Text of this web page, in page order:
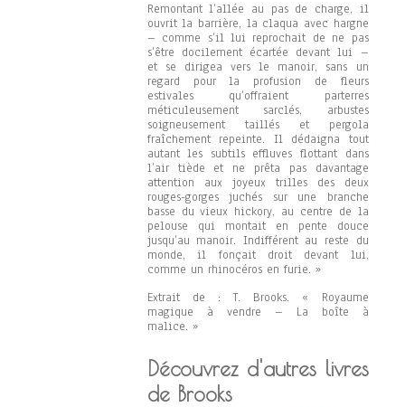
Remontant l’allée au pas de charge, il
ouvrit la barrière, la claqua avec hargne
– comme s’il lui reprochait de ne pas
s’être docilement écartée devant lui –
et se dirigea vers le manoir, sans un
regard pour la profusion de fleurs
estivales qu’offraient parterres
méticuleusement sarclés, arbustes
soigneusement taillés et pergola
fraîchement repeinte. Il dédaigna tout
autant les subtils effluves flottant dans
l’air tiède et ne prêta pas davantage
attention aux joyeux trilles des deux
rouges-gorges juchés sur une branche
basse du vieux hickory, au centre de la
pelouse qui montait en pente douce
jusqu’au manoir. Indifférent au reste du
monde, il fonçait droit devant lui,
comme un rhinocéros en furie. »
Extrait de : T. Brooks. « Royaume
magique à vendre – La boîte à
malice. »
Découvrez d'autres livres
de Brooks